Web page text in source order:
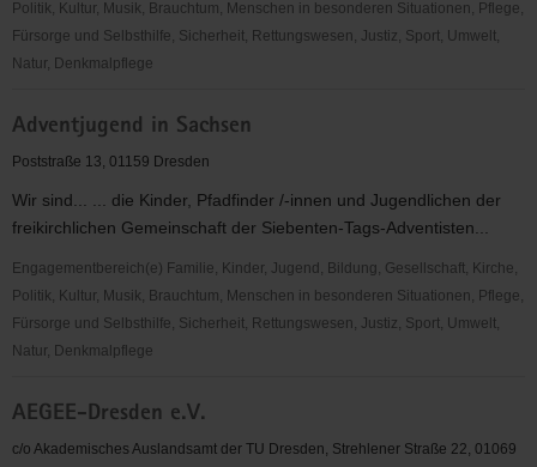
Politik, Kultur, Musik, Brauchtum, Menschen in besonderen Situationen, Pflege,
Fürsorge und Selbsthilfe, Sicherheit, Rettungswesen, Justiz, Sport, Umwelt,
Natur, Denkmalpflege
Sachsen
e.V.
Adventjugend in Sachsen
Poststraße 13, 01159 Dresden
Wir sind... ... die Kinder, Pfadfinder /-innen und Jugendlichen der
freikirchlichen Gemeinschaft der Siebenten-Tags-Adventisten...
Engagementbereich(e) Familie, Kinder, Jugend, Bildung, Gesellschaft, Kirche,
Politik, Kultur, Musik, Brauchtum, Menschen in besonderen Situationen, Pflege,
Fürsorge und Selbsthilfe, Sicherheit, Rettungswesen, Justiz, Sport, Umwelt,
Natur, Denkmalpflege
in
Sachsen
AEGEE-Dresden e.V.
c/o Akademisches Auslandsamt der TU Dresden, Strehlener Straße 22, 01069